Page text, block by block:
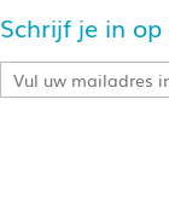
Schrijf je in